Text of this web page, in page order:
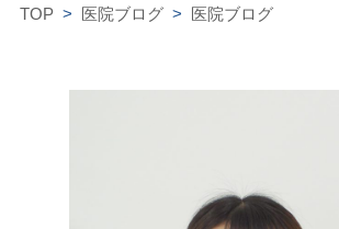
TOP 医院ブログ 医院ブログ